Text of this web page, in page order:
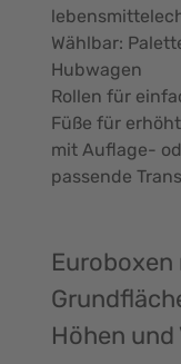
Wählbar:
Hubwagen
Rollen für
Füße für
mit Auflage-
passende
Höhen